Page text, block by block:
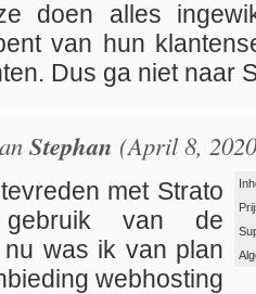
doen alles
van hun
Dus ga niet naar
Stephan (April 8,
met Strato
van de
nu was ik van plan
webhosting